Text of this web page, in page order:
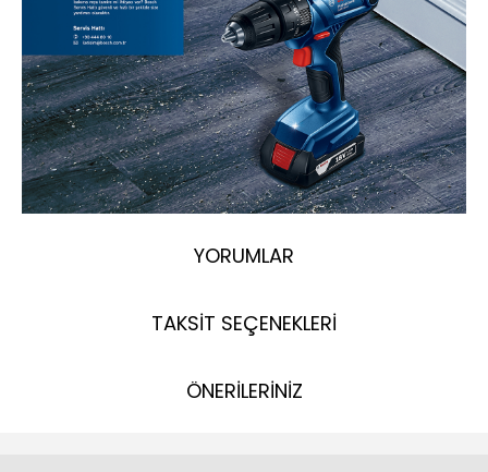
YORUMLAR
TAKSİT SEÇENEKLERİ
ÖNERİLERİNİZ